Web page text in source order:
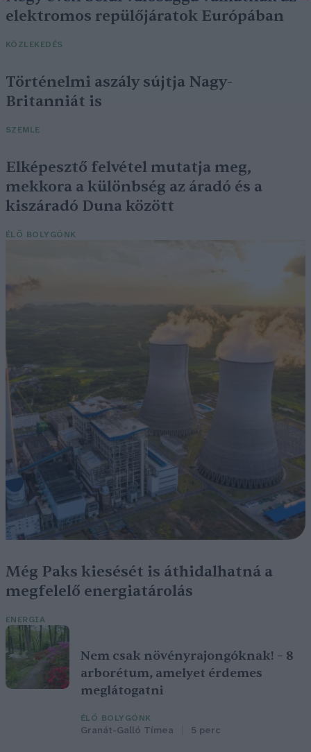
elektromos repülőjáratok Európában
KÖZLEKEDÉS
Történelmi aszály sújtja Nagy-
Britanniát is
SZEMLE
Elképesztő felvétel mutatja meg,
mekkora a különbség az áradó és a
kiszáradó Duna között
ÉLŐ BOLYGÓNK
Még Paks kiesését is áthidalhatná a
megfelelő energiatárolás
ENERGIA
Nem csak növényrajongóknak! – 8
arborétum, amelyet érdemes
meglátogatni
ÉLŐ BOLYGÓNK
Granát-Galló Tímea 5 perc